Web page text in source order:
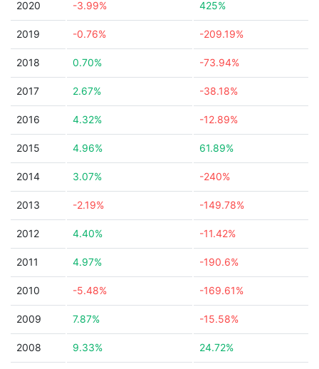
2020 -3.99% 425%
2019 -0.76% -209.19%
2018 0.70% -73.94%
2017 2.67% -38.18%
2016 4.32% -12.89%
2015 4.96% 61.89%
2014 3.07% -240%
2013 -2.19% -149.78%
2012 4.40% -11.42%
2011 4.97% -190.6%
2010 -5.48% -169.61%
2009 7.87% -15.58%
2008 9.33% 24.72%